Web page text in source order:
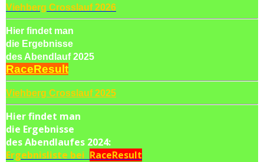
Viehberg Crosslauf 2026
Hier findet man
die Ergebnisse
des Abendlauf 2025
RaceResult
Viehberg Crosslauf 2025
Hier findet man
die Ergebnisse
des Abendlaufes 2024:
Ergebnisliste bei RaceResult